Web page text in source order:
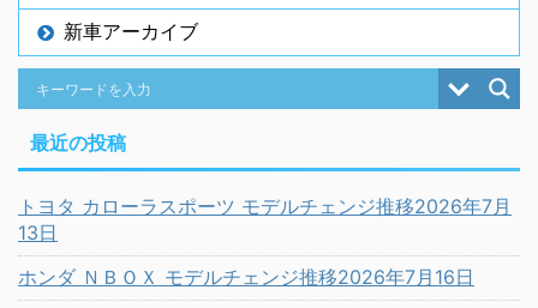
新車アーカイブ
最近の投稿
トヨタ カローラスポーツ モデルチェンジ推移2026年7月
13日
ホンダ ＮＢＯＸ モデルチェンジ推移2026年7月16日